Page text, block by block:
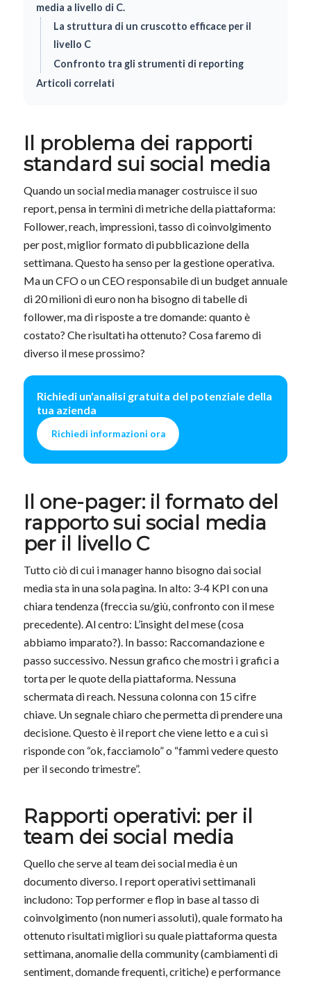
media a livello di C.
La struttura di un cruscotto efficace per il
livello C
Confronto tra gli strumenti di reporting
Articoli correlati
Il problema dei rapporti
standard sui social media
Quando un social media manager costruisce il suo
report, pensa in termini di metriche della piattaforma:
Follower, reach, impressioni, tasso di coinvolgimento
per post, miglior formato di pubblicazione della
settimana. Questo ha senso per la gestione operativa.
Ma un CFO o un CEO responsabile di un budget annuale
di 20 milioni di euro non ha bisogno di tabelle di
follower, ma di risposte a tre domande: quanto è
costato? Che risultati ha ottenuto? Cosa faremo di
diverso il mese prossimo?
Richiedi un'analisi gratuita del potenziale della
tua azienda
Richiedi informazioni ora
Il one-pager: il formato del
rapporto sui social media
per il livello C
Tutto ciò di cui i manager hanno bisogno dai social
media sta in una sola pagina. In alto: 3-4 KPI con una
chiara tendenza (freccia su/giù, confronto con il mese
precedente). Al centro: L’insight del mese (cosa
abbiamo imparato?). In basso: Raccomandazione e
passo successivo. Nessun grafico che mostri i grafici a
torta per le quote della piattaforma. Nessuna
schermata di reach. Nessuna colonna con 15 cifre
chiave. Un segnale chiaro che permetta di prendere una
decisione. Questo è il report che viene letto e a cui si
risponde con “ok, facciamolo” o “fammi vedere questo
per il secondo trimestre”.
Rapporti operativi: per il
team dei social media
Quello che serve al team dei social media è un
documento diverso. I report operativi settimanali
includono: Top performer e flop in base al tasso di
coinvolgimento (non numeri assoluti), quale formato ha
ottenuto risultati migliori su quale piattaforma questa
settimana, anomalie della community (cambiamenti di
sentiment, domande frequenti, critiche) e performance